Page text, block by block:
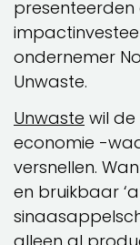
ondernemer
Unwaste.
Unwaste wil
economie -
versnellen.
en bruikbaar